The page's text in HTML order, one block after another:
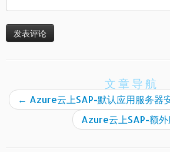
文章导航
← Azure云上SAP-默认应用服务器
Azure云上SAP-额